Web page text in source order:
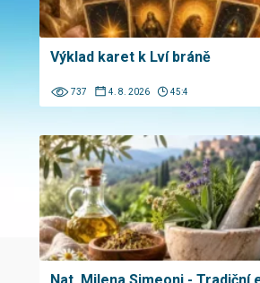
Výklad karet k Lví bráně
737 4. 8. 2026 45:4
Nat. Milena Simeoni - Tradiční